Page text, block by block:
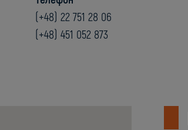
(+48) 22 751 28 06
(+48) 451 052 873